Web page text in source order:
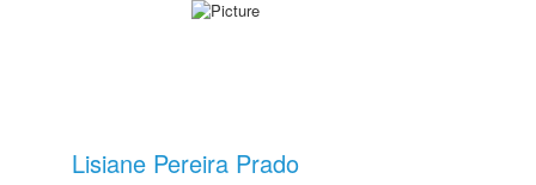
Lisiane Pereira Prado